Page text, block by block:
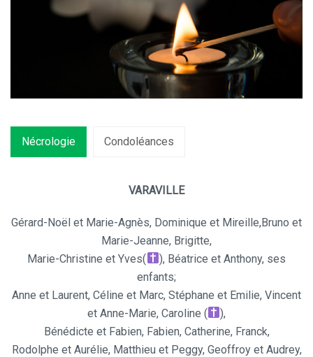
Nécrologie Condoléances
VARAVILLE
Gérard-Noël et Marie-Agnès, Dominique et Mireille,Bruno et
Marie-Jeanne, Brigitte,
Marie-Christine et Yves(
), Béatrice et Anthony, ses
enfants;
Anne et Laurent, Céline et Marc, Stéphane et Emilie, Vincent
et Anne-Marie, Caroline (
),
Bénédicte et Fabien, Fabien, Catherine, Franck,
Rodolphe et Aurélie, Matthieu et Peggy, Geoffroy et Audrey,